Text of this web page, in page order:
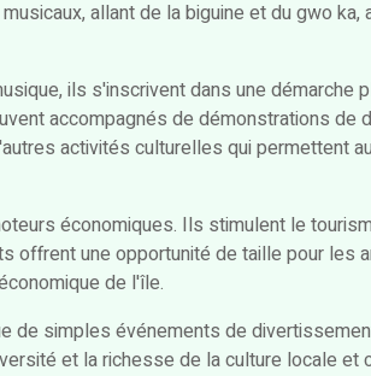
allant de la biguine et du gwo ka,
ils s'inscrivent dans une démarche
accompagnés de démonstrations de
activités culturelles qui permettent
économiques. Ils stimulent le
offrent une opportunité de taille pour les
de l'île.
de simples événements de
et la richesse de la culture locale et